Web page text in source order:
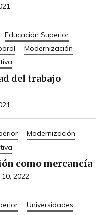
Educación Superior
Modernización
del trabajo
Modernización
como mercancía
2022
Universidades